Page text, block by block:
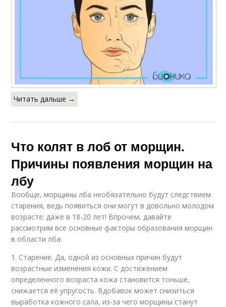
Читать дальше →
Что колят в лоб от морщин.
Причины появления морщин на
лбу
Вообще, морщины лба необязательно будут следствием
старения, ведь появиться они могут в довольно молодом
возрасте: даже в 18-20 лет! Впрочем, давайте
рассмотрим все основные факторы образования морщин
в области лба:
1. Старение. Да, одной из основных причин будут
возрастные изменения кожи. С достижением
определенного возраста кожа становится тоньше,
снижается её упругость. Вдобавок может снизиться
выработка кожного сала, из-за чего морщины станут